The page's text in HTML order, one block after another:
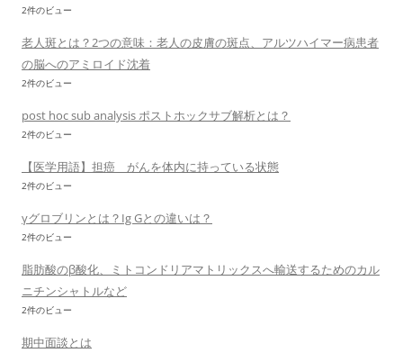
2件のビュー
老人斑とは？2つの意味：老人の皮膚の斑点、アルツハイマー病患者
の脳へのアミロイド沈着
2件のビュー
post hoc sub analysis ポストホックサブ解析とは？
2件のビュー
【医学用語】担癌 がんを体内に持っている状態
2件のビュー
γグロブリンとは？Ig Gとの違いは？
2件のビュー
脂肪酸のβ酸化、ミトコンドリアマトリックスへ輸送するためのカル
ニチンシャトルなど
2件のビュー
期中面談とは